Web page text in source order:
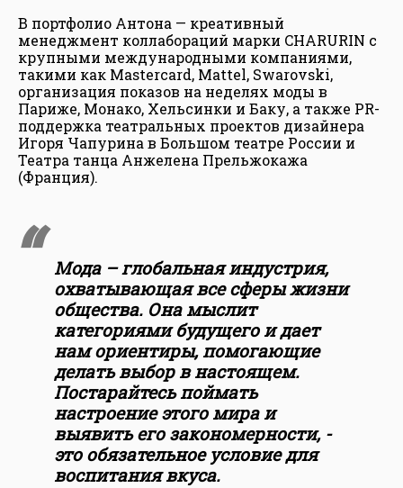
В портфолио Антона — креативный
менеджмент коллабораций марки CHARURIN с
крупными международными компаниями,
такими как Mastercard, Mattel, Swarovski,
организация показов на неделях моды в
Париже, Монако, Хельсинки и Баку, а также PR-
поддержка театральных проектов дизайнера
Игоря Чапурина в Большом театре России и
Театра танца Анжелена Прельжокажа
(Франция).
Мода – глобальная индустрия,
охватывающая все сферы жизни
общества. Она мыслит
категориями будущего и дает
нам ориентиры, помогающие
делать выбор в настоящем.
Постарайтесь поймать
настроение этого мира и
выявить его закономерности, -
это обязательное условие для
воспитания вкуса.